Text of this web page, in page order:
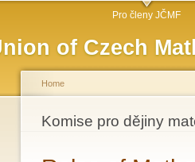
of Czech
Pro členy JČMF
You are here
Home
Komise pro dějiny